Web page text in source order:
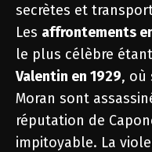
secrètes et
Les affrontements
le plus célèbre
Valentin en 1929, où
Moran sont
réputation de
impitoyable. La